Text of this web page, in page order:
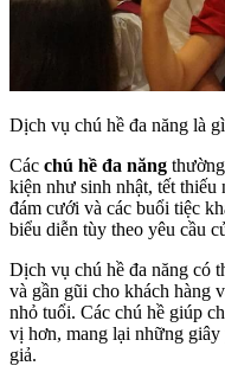
Dịch vụ chú hề đa năng là
Các chú hề đa năng
kiện như sinh nhật, tết
đám cưới và các buổi tiệc
biểu diễn tùy theo yêu cầu
Dịch vụ chú hề đa năng có
và gần gũi cho khách hàng
nhỏ tuổi. Các chú hề giúp
vị hơn, mang lại những
giả.